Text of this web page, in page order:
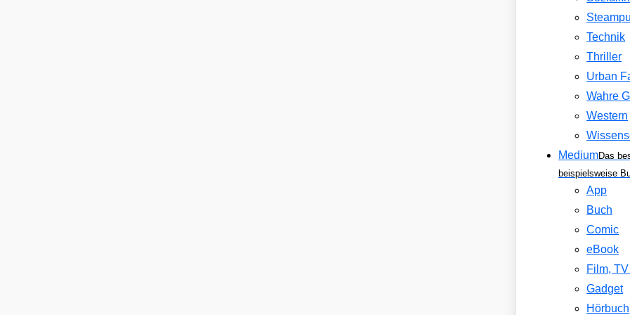
Technik
Thriller
Urban
Wahre
Western
MediumDas
beispielsweise
App
Buch
Comic
eBook
Film,
Gadget
Hörbuch